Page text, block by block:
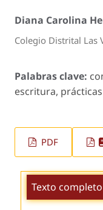
Diana Carolina
Colegio Distrital Las
Palabras clave:
escritura,
PDF
Texto